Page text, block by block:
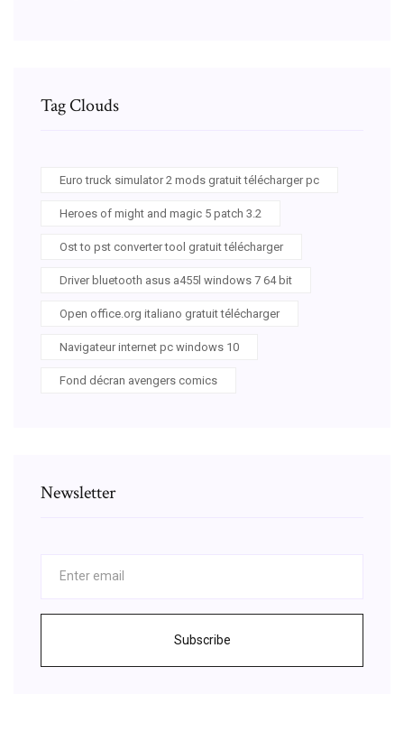
Tag Clouds
Euro truck simulator 2 mods gratuit télécharger pc
Heroes of might and magic 5 patch 3.2
Ost to pst converter tool gratuit télécharger
Driver bluetooth asus a455l windows 7 64 bit
Open office.org italiano gratuit télécharger
Navigateur internet pc windows 10
Fond décran avengers comics
Newsletter
Subscribe